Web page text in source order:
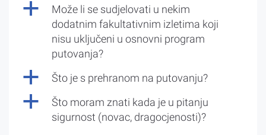
a
Može li se sudjelovati u nekim
dodatnim fakultativnim izletima koji
nisu uključeni u osnovni program
putovanja?
a Što je s prehranom na putovanju?
a
Što moram znati kada je u pitanju
sigurnost (novac, dragocjenosti)?